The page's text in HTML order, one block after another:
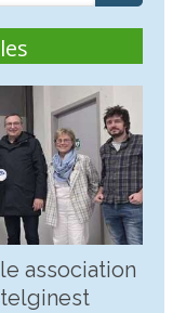
association